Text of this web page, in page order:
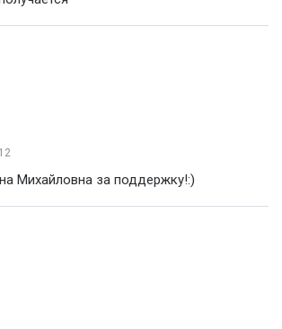
Михайловна за поддержку!:)